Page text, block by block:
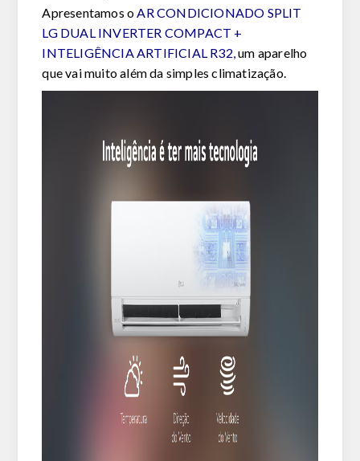
Apresentamos oAR CONDICIONADO SPLIT
LG DUAL INVERTER COMPACT +
INTELIGÊNCIA ARTIFICIAL R32,um aparelho
que vai muito além da simples climatização.